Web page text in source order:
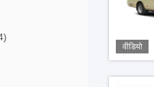
वीडियो